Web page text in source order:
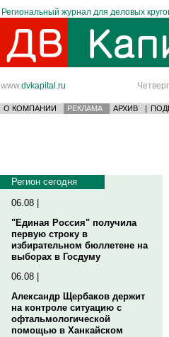
Региональный журнал для деловых
www.dvkapital.ru Четверг
О КОМПАНИИ РЕКЛАМА АРХИВ |
Регион сегодня
06.08 |
"Единая Россия" получила
первую строку в
избирательном бюллетене на
выборах в Госдуму
06.08 |
Александр Щербаков держит
на контроле ситуацию с
офтальмологической
помощью в Ханкайском